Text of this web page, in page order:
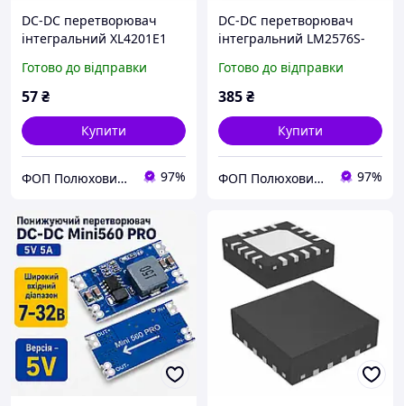
DC-DC перетворювач
інтегральний XL4201E1
Готово до відправки
57₴
Купити
ФОП Полюхович Л.Г. 97%
DC-DC перетворювач
інтегральний LM2576S-
Готово до відправки
385₴
Купити
ФОП Полюхович Л.Г. 97%